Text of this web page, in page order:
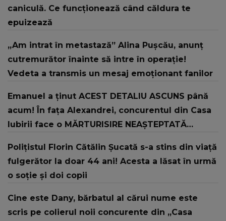
caniculă. Ce funcționează când căldura te
epuizează
„Am intrat în metastază” Alina Pușcău, anunț
cutremurător înainte să intre în operație!
Vedeta a transmis un mesaj emoționant fanilor
Emanuel a ținut ACEST DETALIU ASCUNS până
acum! În fața Alexandrei, concurentul din Casa
Iubirii face o MĂRTURISIRE NEAȘTEPTATĂ
te iubesc pentru că..."
Polițistul Florin Cătălin Șucată s-a stins din viață
fulgerător la doar 44 ani! Acesta a lăsat în urmă
o soție și doi copii
Cine este Dany, bărbatul al cărui nume este
scris pe colierul noii concurente din „Casa